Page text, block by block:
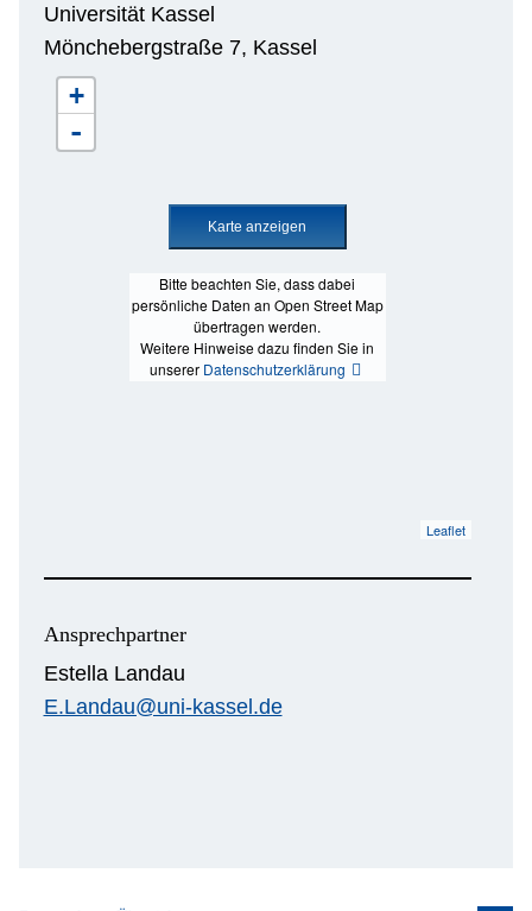
Universität Kassel
Mönchebergstraße 7, Kassel
Bitte beachten Sie, dass dabei
persönliche Daten an Open Street Map
übertragen werden.
Weitere Hinweise dazu finden Sie in
unserer Datenschutzerklärung
+
-
Leaflet
Ansprechpartner
Estella Landau
E.Landau@uni-kassel.de